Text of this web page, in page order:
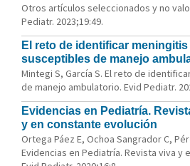
Otros artículos seleccionados y no
Pediatr. 2023;19:49.
El reto de identificar meningitis
susceptibles de manejo
Mintegi S, García S. El reto de
de manejo ambulatorio. Evid Pediatr.
Evidencias en Pediatría.
y en constante evolución
Ortega Páez E, Ochoa Sangrador C,
Evidencias en Pediatría. Revista viva y